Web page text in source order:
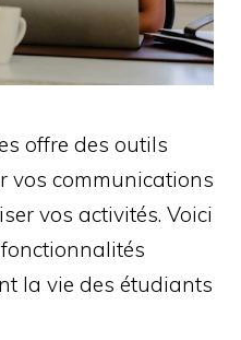
offre des outils
vos communications
vos activités. Voici
la vie des étudiants